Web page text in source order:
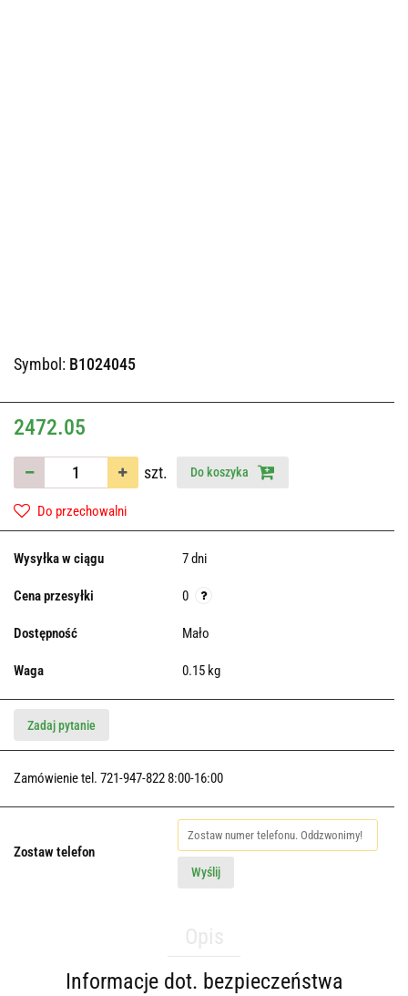
Symbol: B1024045
2472.05
szt. Do koszyka
Do przechowalni
Wysyłka w ciągu 7 dni
Cena przesyłki 0
Dostępność Mało
Waga 0.15 kg
Zadaj pytanie
Zamówienie tel. 721-947-822 8:00-16:00
Zostaw telefon
Wyślij
Informacje dot. bezpieczeństwa